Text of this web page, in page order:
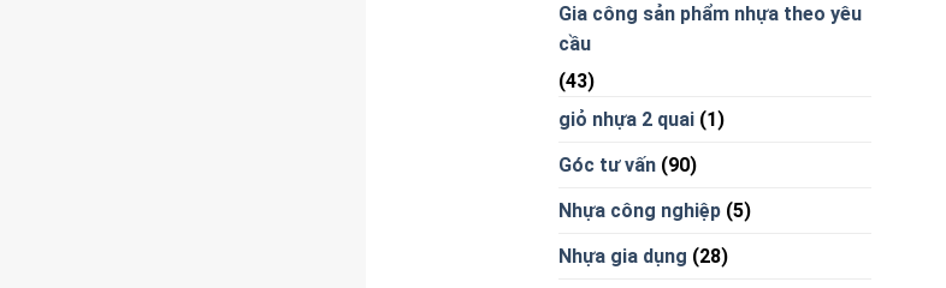
Gia công sản phẩm nhựa theo yêu
cầu
(43)
giỏ nhựa 2 quai (1)
Góc tư vấn (90)
Nhựa công nghiệp (5)
Nhựa gia dụng (28)